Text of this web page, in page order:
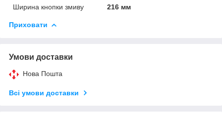
Ширина кнопки змиву
216 мм
Приховати
Умови доставки
Нова Пошта
Всі умови доставки